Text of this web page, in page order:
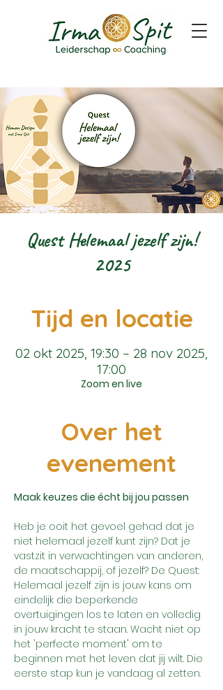
Quest Helemaal jezelf zijn!
2025
Tijd en locatie
02 okt 2025, 19:30 – 28 nov 2025,
17:00
Zoom en live
Over het
evenement
Maak keuzes die écht bij jou passen
Heb je ooit het gevoel gehad dat je
niet helemaal jezelf kunt zijn? Dat je
vastzit in verwachtingen van anderen,
de maatschappij, of jezelf? De Quest:
Helemaal jezelf zijn is jouw kans om
eindelijk die beperkende
overtuigingen los te laten en volledig
in jouw kracht te staan. Wacht niet op
het 'perfecte moment' om te
beginnen met het leven dat jij wilt. Die
eerste stap kun je vandaag al zetten.